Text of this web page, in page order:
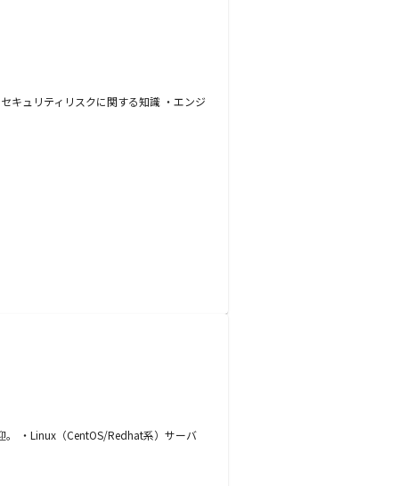
キュリティリスクに関する知識 ・エンジ
・Linux（CentOS/Redhat系）サーバ